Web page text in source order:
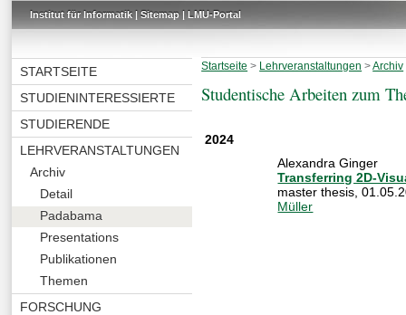
Institut für Informatik| Sitemap| LMU-Portal
STARTSEITE
STUDIENINTERESSIERTE
STUDIERENDE
LEHRVERANSTALTUNGEN
Archiv
Detail
Padabama
Presentations
Publikationen
Themen
FORSCHUNG
Startseite > Lehrveranstaltungen >Archiv
Studentische Arbeiten zum
2024
Alexandra Ginger
Transferring 2D-
master thesis ,
Müller